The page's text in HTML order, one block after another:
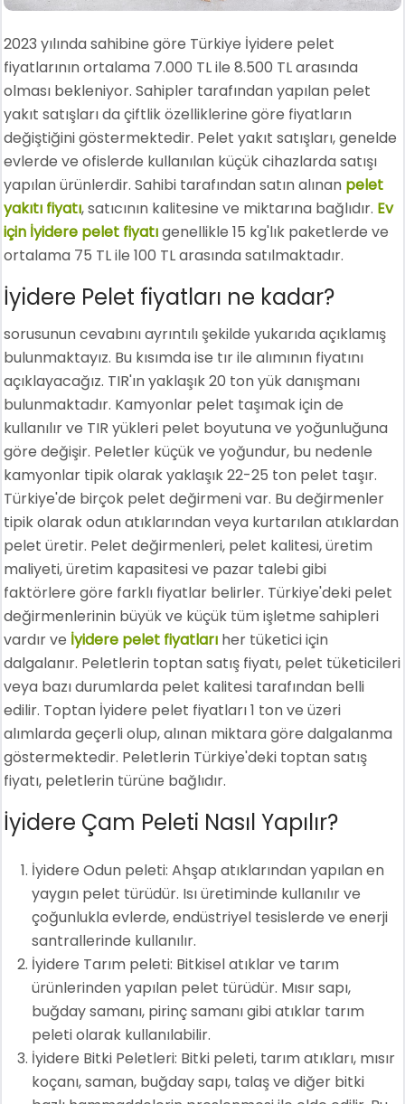
2023 yılında sahibine göre Türkiye İyidere pelet
fiyatlarının ortalama 7.000 TL ile 8.500 TL arasında
olması bekleniyor. Sahipler tarafından yapılan pelet
yakıt satışları da çiftlik özelliklerine göre fiyatların
değiştiğini göstermektedir. Pelet yakıt satışları, genelde
evlerde ve ofislerde kullanılan küçük cihazlarda satışı
yapılan ürünlerdir. Sahibi tarafından satın alınan pelet
yakıtı fiyatı, satıcının kalitesine ve miktarına bağlıdır. Ev
için İyidere pelet fiyatıgenellikle 15 kg'lık paketlerde ve
ortalama 75 TL ile 100 TL arasında satılmaktadır.
İyidere Pelet fiyatları ne kadar?
sorusunun cevabını ayrıntılı şekilde yukarıda açıklamış
bulunmaktayız. Bu kısımda ise tır ile alımının fiyatını
açıklayacağız. TIR'ın yaklaşık 20 ton yük danışmanı
bulunmaktadır. Kamyonlar pelet taşımak için de
kullanılır ve TIR yükleri pelet boyutuna ve yoğunluğuna
göre değişir. Peletler küçük ve yoğundur, bu nedenle
kamyonlar tipik olarak yaklaşık 22-25 ton pelet taşır.
Türkiye'de birçok pelet değirmeni var. Bu değirmenler
tipik olarak odun atıklarından veya kurtarılan atıklardan
pelet üretir. Pelet değirmenleri, pelet kalitesi, üretim
maliyeti, üretim kapasitesi ve pazar talebi gibi
faktörlere göre farklı fiyatlar belirler. Türkiye'deki pelet
değirmenlerinin büyük ve küçük tüm işletme sahipleri
vardır ve İyidere pelet fiyatları her tüketici için
dalgalanır. Peletlerin toptan satış fiyatı, pelet tüketicileri
veya bazı durumlarda pelet kalitesi tarafından belli
edilir. Toptan İyidere pelet fiyatları 1 ton ve üzeri
alımlarda geçerli olup, alınan miktara göre dalgalanma
göstermektedir. Peletlerin Türkiye'deki toptan satış
fiyatı, peletlerin türüne bağlıdır.
İyidere Çam Peleti Nasıl Yapılır?
İyidere Odun peleti: Ahşap atıklarından yapılan en
yaygın pelet türüdür. Isı üretiminde kullanılır ve
çoğunlukla evlerde, endüstriyel tesislerde ve enerji
santrallerinde kullanılır.
İyidere Tarım peleti: Bitkisel atıklar ve tarım
ürünlerinden yapılan pelet türüdür. Mısır sapı,
buğday samanı, pirinç samanı gibi atıklar tarım
peleti olarak kullanılabilir.
İyidere Bitki Peletleri: Bitki peleti, tarım atıkları, mısır
koçanı, saman, buğday sapı, talaş ve diğer bitki